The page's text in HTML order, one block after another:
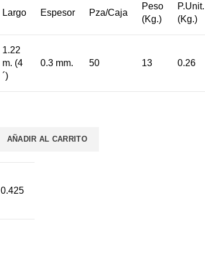
P.Unit.
0.425
Largo Espesor Pza/Caja
Peso
(Kg.)
P.Unit.
(Kg.)
1.22
m. (4
´)
0.3 mm. 50 13 0.26
AÑADIR AL CARRITO